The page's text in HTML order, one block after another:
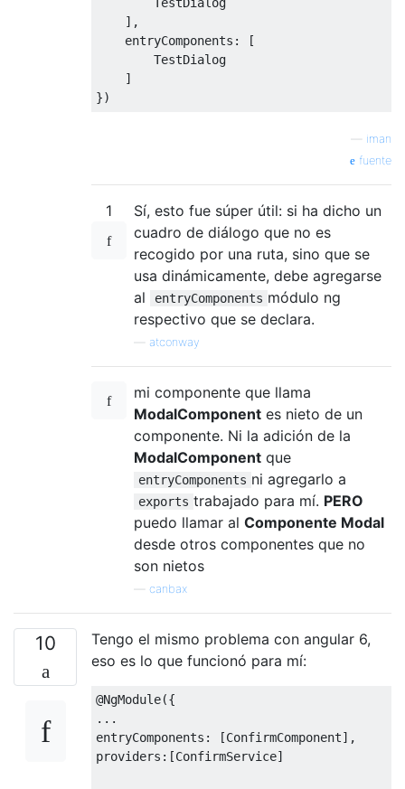
    ],
    entryComponents: [
        TestDialog
    ]
iman
fuente
1
Sí, esto fue súper útil: si ha dicho un
cuadro de diálogo que no es
recogido por una ruta, sino que se
usa dinámicamente, debe agregarse
al
entryComponents módulo ng
respectivo que se declara.
atconway
mi componente que llama
ModalComponent es nieto de un
componente. Ni la adición de la
ModalComponent que
entryComponents ni agregarlo a
exports trabajado para mí. PERO
puedo llamar al Componente Modal
desde otros componentes que no
son nietos
canbax
10
Tengo el mismo problema con angular 6,
eso es lo que funcionó para mí:
@NgModule({
...
entryComponents: [ConfirmComponent],
providers:[ConfirmService]